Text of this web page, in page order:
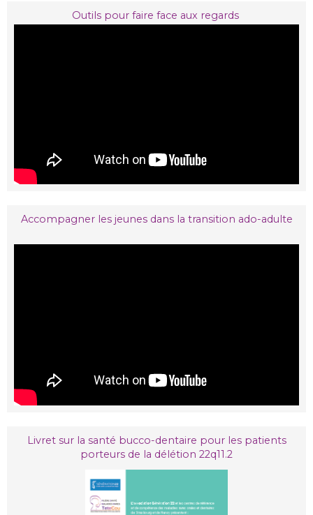
Outils pour faire face aux regards
Accompagner les jeunes dans la transition ado-adulte
Livret sur la santé bucco-dentaire pour les patients
porteurs de la délétion 22q11.2